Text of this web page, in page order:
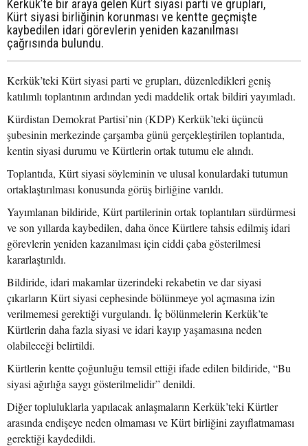
Kerkük’te bir araya gelen Kürt siyasi parti ve grupları,
Kürt siyasi birliğinin korunması ve kentte geçmişte
kaybedilen idari görevlerin yeniden kazanılması
çağrısında bulundu.
Kerkük’teki Kürt siyasi parti ve grupları, düzenledikleri geniş
katılımlı toplantının ardından yedi maddelik ortak bildiri yayımladı.
Kürdistan Demokrat Partisi’nin (KDP) Kerkük’teki üçüncü
şubesinin merkezinde çarşamba günü gerçekleştirilen toplantıda,
kentin siyasi durumu ve Kürtlerin ortak tutumu ele alındı.
Toplantıda, Kürt siyasi söyleminin ve ulusal konulardaki tutumun
ortaklaştırılması konusunda görüş birliğine varıldı.
Yayımlanan bildiride, Kürt partilerinin ortak toplantıları sürdürmesi
ve son yıllarda kaybedilen, daha önce Kürtlere tahsis edilmiş idari
görevlerin yeniden kazanılması için ciddi çaba gösterilmesi
kararlaştırıldı.
Bildiride, idari makamlar üzerindeki rekabetin ve dar siyasi
çıkarların Kürt siyasi cephesinde bölünmeye yol açmasına izin
verilmemesi gerektiği vurgulandı. İç bölünmelerin Kerkük’te
Kürtlerin daha fazla siyasi ve idari kayıp yaşamasına neden
olabileceği belirtildi.
Kürtlerin kentte çoğunluğu temsil ettiği ifade edilen bildiride, “Bu
siyasi ağırlığa saygı gösterilmelidir” denildi.
Diğer topluluklarla yapılacak anlaşmaların Kerkük’teki Kürtler
arasında endişeye neden olmaması ve Kürt birliğini zayıflatmaması
gerektiği kaydedildi.